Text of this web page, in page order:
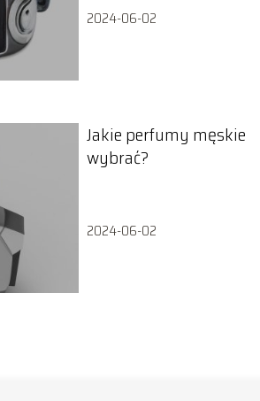
2024-06-02
Jakie perfumy męskie
wybrać?
2024-06-02